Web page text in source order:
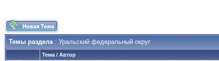
Темы раздела: Уральский федеральный округ
Тема / Автор